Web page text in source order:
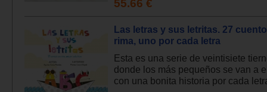
55.66 €
Las letras y sus letritas. 27
rima, uno por cada letra
Esta es una serie de veintisiete
donde los más pequeños se van a
con una bonita historia por cada